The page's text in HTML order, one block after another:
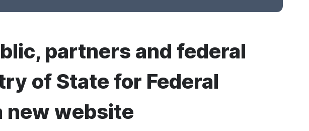
partners and federal
of State for Federal
new website